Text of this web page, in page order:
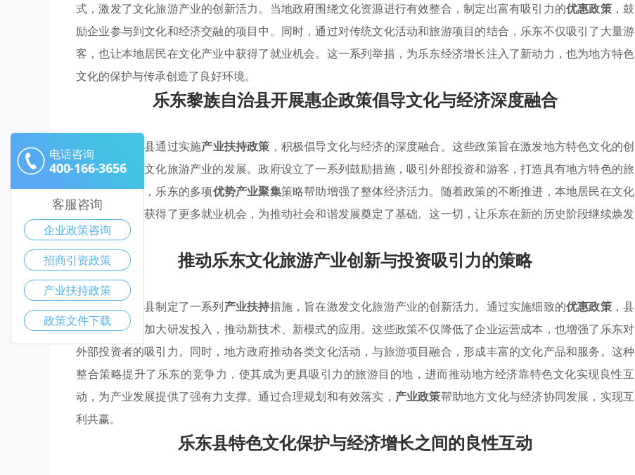
式，激发了文化旅游产业的创新活力。当地政府围绕文化资源进行有效整合，制定出富有吸引力的优惠政策，鼓
励企业参与到文化和经济交融的项目中。同时，通过对传统文化活动和旅游项目的结合，乐东不仅吸引了大量游
客，也让本地居民在文化产业中获得了就业机会。这一系列举措，为乐东经济增长注入了新动力，也为地方特色
文化的保护与传承创造了良好环境。
乐东黎族自治县开展惠企政策倡导文化与经济深度融合
乐东黎族自治县通过实施产业扶持政策 ，积极倡导文化与经济的深度融合。这些政策旨在激发地方特色文化的创
新潜力，促进文化旅游产业的发展。政府设立了一系列鼓励措施，吸引外部投资和游客，打造具有地方特色的旅
游产品。同时，乐东的多项优势产业聚集策略帮助增强了整体经济活力。随着政策的不断推进，本地居民在文化
旅游相关领域获得了更多就业机会，为推动社会和谐发展奠定了基础。这一切，让乐东在新的历史阶段继续焕发
出蓬勃生机。
推动乐东文化旅游产业创新与投资吸引力的策略
乐东黎族自治县制定了一系列产业扶持措施，旨在激发文化旅游产业的创新活力。通过实施细致的优惠政策，县
政府鼓励企业加大研发投入，推动新技术、新模式的应用。这些政策不仅降低了企业运营成本，也增强了乐东对
外部投资者的吸引力。同时，地方政府推动各类文化活动，与旅游项目融合，形成丰富的文化产品和服务。这种
整合策略提升了乐东的竞争力，使其成为更具吸引力的旅游目的地，进而推动地方经济靠特色文化实现良性互
动，为产业发展提供了强有力支撑。通过合理规划和有效落实， 产业政策帮助地方文化与经济协同发展，实现互
利共赢。
乐东县特色文化保护与经济增长之间的良性互动
电话咨询
400-166-3656
客服咨询
企业政策咨询
招商引资政策
产业扶持政策
政策文件下载